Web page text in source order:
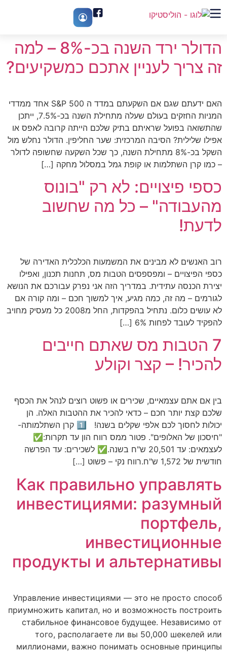
הדולר ירד השנה בכ-8% – למה
זה צריך לעניין אתכם כמשקיעים?
האם ידעתם שגם אם השקעתם במדד ה S&P 500 אחד ממדדי
המניות החזקים בעולם שעלה מתחילת השנה בכ-7.5%, ייתכן
שהתשואה בפועל שראיתם בתיק שלכם הייתה קרובה לאפס או
אפילו שלילית? הסיבה המרכזית: שער החליפין. הדולר נחלש מול
השקל בכ-8% מתחילת השנה, כך שכל השקעה שחשופה לדולר
– כמו קרן השתלמות או קופת גמל במסלול מחקה […]
כספי פיצויים: לא רק "בונוס
מהעבודה" – כל מה שחשוב
לדעת!
רוב האנשים לא מבינים את המשמעות הכלכלית האדירה של
כספי הפיצויים – ומפספסים הטבות מס, תחנות תכנון, ואפילו
יצירת הכנסה עתידית. במדריך הזה אני נפרק עבורכם את הנושא
לגורמים – מה זה, כמה מגיע, איך למשוך חכם – ומה קורה אם
לא עושים כלום. נתחיל בהפקדות, החל מ2008 כל מעסיק מחויב
להפקיד לעובד לפחות 6% […]
7 הטבות מס שאתם חייבים
להכיר! – קצר וקולע
בין אם אתם עצמאיים, שכירים או פשוט רוצים לנהל את הכסף
שלכם קצת יותר חכם – כדאי להכיר את ההטבות האלה. הן
יכולות לחסוך לכם אלפי שקלים בשנה! 1️⃣ קרן השתלמותה-
"חיסכון של האלופים". פטור ממס רווח הון עד תקרות:✅
לעצמאים: עד 20,501 ש"ח בשנה.✅ לשכירים: עד הפרשה
חודשית של 1,572 ש"ח.רווח נקי – פשוט […]
Как правильно управлять
инвестициями: разумный
портфель,
инвестиционные
продукты и альтернативы
Управление инвестициями — это не просто способ
приумножить капитал, но и возможность построить
стабильное финансовое будущее. Независимо от
того, располагаете ли вы 50,000 шекелей или
миллионами, важно понимать основные принципы